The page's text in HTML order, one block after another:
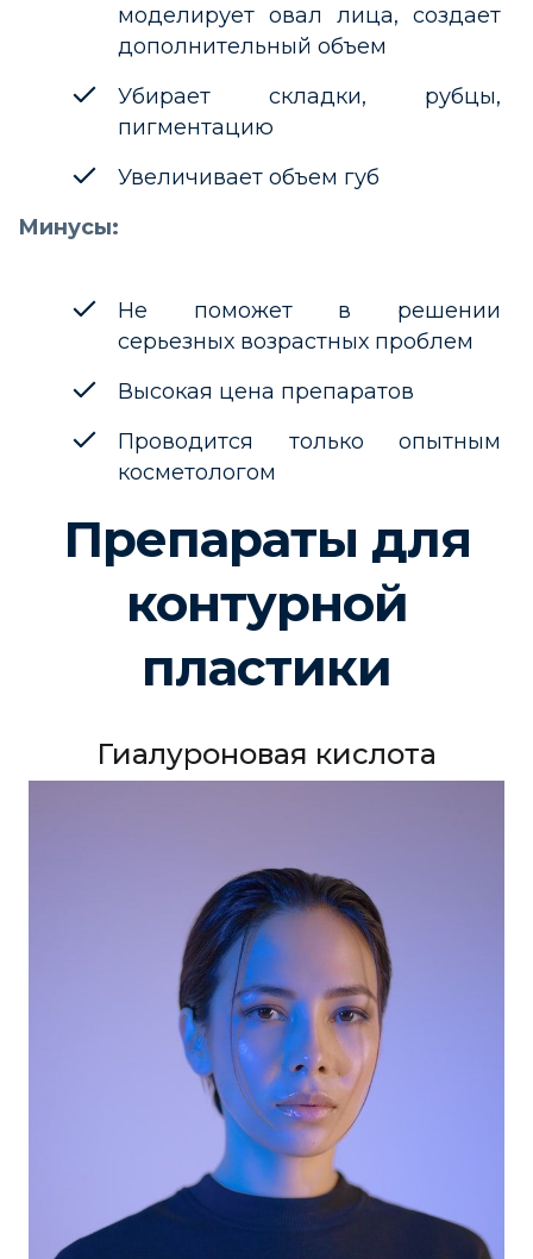
моделирует овал лица, создает
дополнительный объем
Убирает складки, рубцы,
пигментацию
Увеличивает объем губ
Минусы:
Не поможет в решении
серьезных возрастных проблем
Высокая цена препаратов
Проводится только опытным
косметологом
Препараты для
контурной
пластики
Гиалуроновая кислота